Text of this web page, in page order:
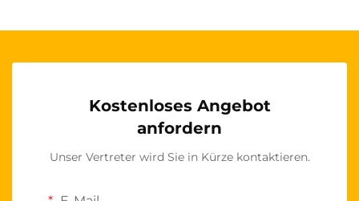
Kostenloses Angebot
anfordern
Unser Vertreter wird Sie in Kürze kontaktieren.